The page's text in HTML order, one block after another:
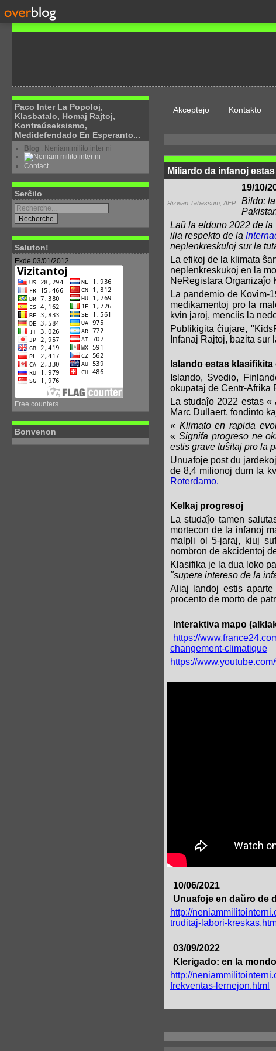
Paco Inter La Popoloj,
Klasbatalo, Homaj Rajtoj,
Kontraŭseksismo,
Medidefendado En Esperanto...
Blog : Neniam milito inter ni
Contact
Serĉilo
Saluton!
Ekde 03/01/2012
Free counters
Bonvenon
Akceptejo Kontakto
Miliardo da infanoj
Rizwan Tabassum, AFP
19/10/
Bildo:
Laŭ la eldono 2022 de la
ilia respekto de la
neplenkreskuloj sur la
La efikoj de la klimata
neplenkreskukoj en la
NeRegistara Organizaĵo
La pandemio de Kovim-
medikamentoj pro la
kvin jaroj, menciis la
Publikigita ĉiujare, "
Infanaj Rajtoj, bazita
Islando estas
Islando, Svedio,
okupataj de Centr-Afrika
La studaĵo 2022 estas «
Marc Dullaert, fondinto
« Klimato en rapida
« Signifa progreso ne
estis grave tuŝitaj pro la
Unuafoje post du
de 8,4 milionoj dum la
Roterdamo.
Kelkaj progresoj
La studaĵo tamen
mortecon de la infanoj
malpli ol 5-jaraj, kiuj
nombron de akcidentoj
Klasifika je la dua loko
"supera intereso de la
Aliaj landoj estis
procento de morto de
Interaktiva mapo
https://
changement-climatique
https://
10/06/2021
Unuafoje en daŭro de
http://
truditaj-labori-
03/09/2022
Klerigado: en la
http://
frekventas-lernejon.html